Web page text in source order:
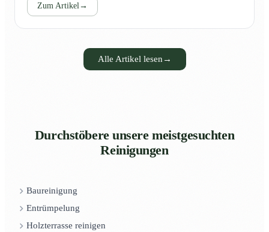
Zum Artikel→
Alle Artikel lesen →
Durchstöbere unsere meistgesuchten
Reinigungen
Baureinigung
Entrümpelung
Holzterrasse reinigen